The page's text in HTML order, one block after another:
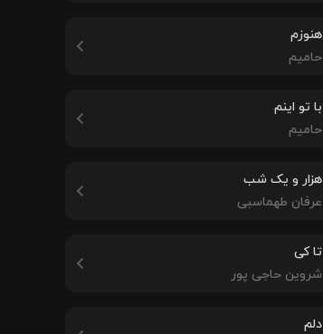
هنوزم
حامیم
با تو اینم
حامیم
هزار و یک شب
عرفان طهماسبی
تا کی
شروین حاجی پور
دلم